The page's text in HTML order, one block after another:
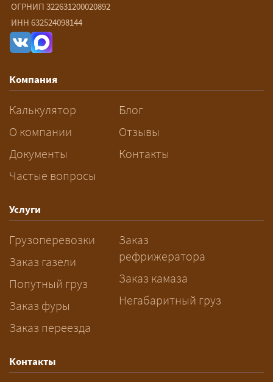
— От 90 ₽/км. Точная стоимость
рассчитывается индивидуально:
влияют габариты и вес груза,
разрешений и машин
сопровождения.
За сколько дней заказывать
перевозку негабарита?
— Заранее: только оформление
рабочих дней. Оставьте заявку
заблаговременно — логист
рассчитает маршрут и запустит
подготовку документов.
ОГРНИП 322631200020892
ИНН 632524098144
Компания
Калькулятор
О компании
Документы
Частые вопросы
Блог
Отзывы
Контакты
Услуги
Грузоперевозки
Заказ газели
Попутный груз
Заказ фуры
Заказ переезда
Заказ
рефрижератора
Заказ камаза
Негабаритный груз
Контакты